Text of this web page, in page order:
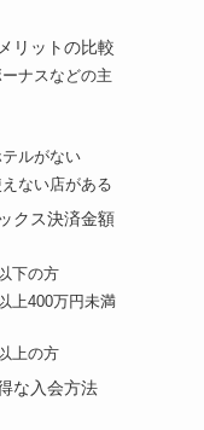
リットの比較
ナスなどの主
ルがない
ない店がある
クス決済金額
下の方
上400万円未満
上の方
な入会方法